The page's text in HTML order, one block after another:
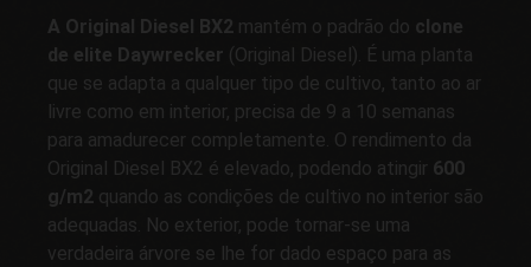
A Original Diesel BX2 mantém o padrão do clone
de elite Daywrecker (Original Diesel). É uma planta
que se adapta a qualquer tipo de cultivo, tanto ao ar
livre como em interior, precisa de 9 a 10 semanas
para amadurecer completamente. O rendimento da
Original Diesel BX2 é elevado, podendo atingir 600
g/m2 quando as condições de cultivo no interior são
adequadas. No exterior, pode tornar-se uma
verdadeira árvore se lhe for dado espaço para as